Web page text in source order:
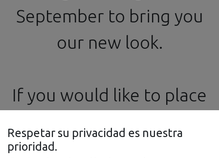
September to bring you
our new look.
If you would like to place
please feel free to
Respetar su privacidad es nuestra
prioridad.